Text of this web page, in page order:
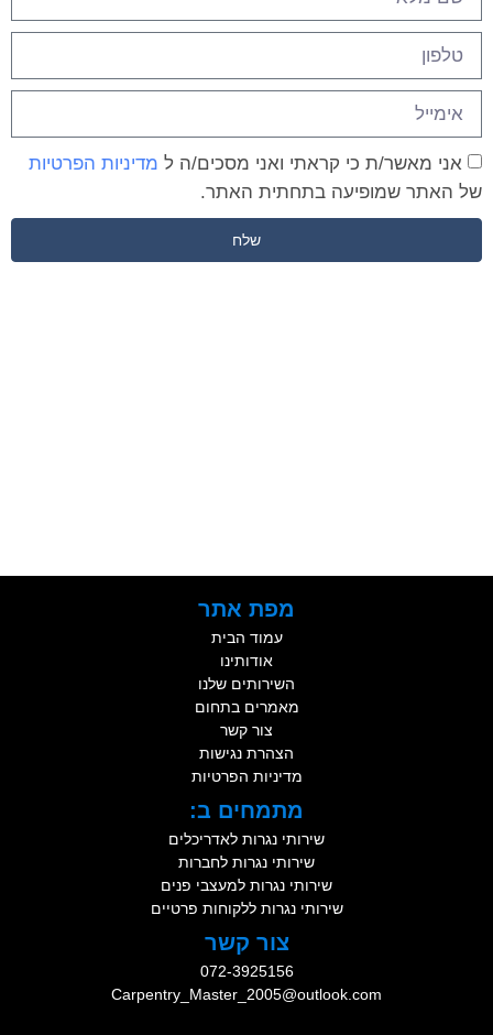
אני מאשר/ת כי קראתי ואני מסכים/ה ל מדיניות הפרטיות
של האתר שמופיעה בתחתית האתר.
שלח
מפת אתר
עמוד הבית
אודותינו
השירותים שלנו
מאמרים בתחום
צור קשר
הצהרת נגישות
מדיניות הפרטיות
מתמחים ב:
שירותי נגרות לאדריכלים
שירותי נגרות לחברות
שירותי נגרות למעצבי פנים
שירותי נגרות ללקוחות פרטיים
צור קשר
072-3925156
Carpentry_Master_2005@outlook.com